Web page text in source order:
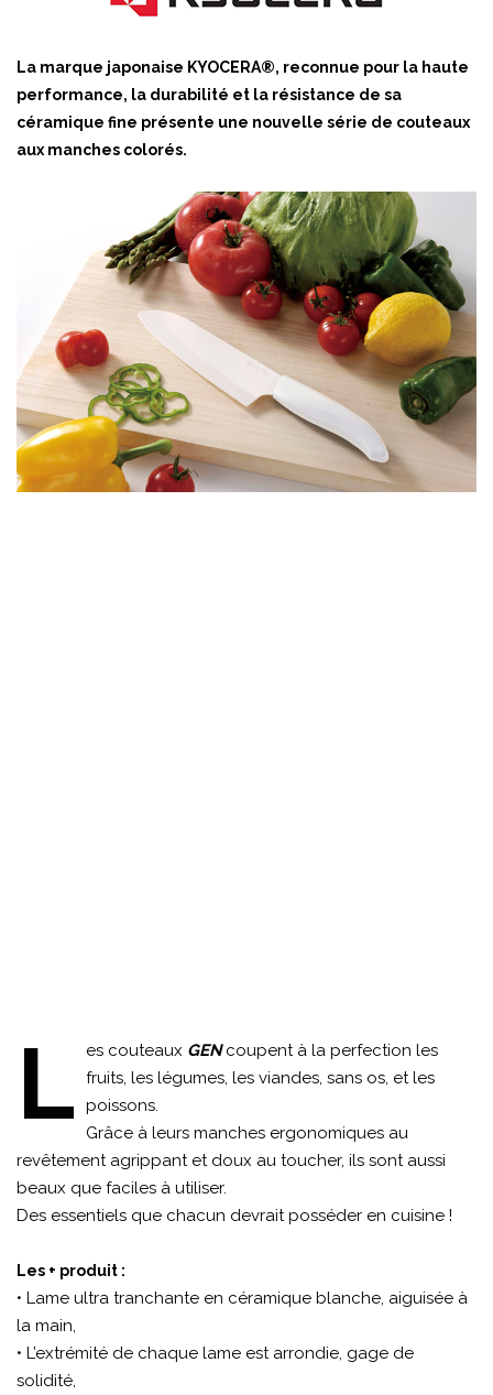
La marque japonaise KYOCERA®, reconnue pour la haute
performance, la durabilité et la résistance de sa
céramique fine présente une nouvelle série de couteaux
aux manches colorés.
L es couteaux GENcoupent à la perfection les
fruits, les légumes, les viandes, sans os, et les
poissons.
Grâce à leurs manches ergonomiques au
revêtement agrippant et doux au toucher, ils sont aussi
beaux que faciles à utiliser.
Des essentiels que chacun devrait posséder en cuisine !
Les + produit :
• Lame ultra tranchante en céramique blanche, aiguisée à
la main,
• L’extrémité de chaque lame est arrondie, gage de
solidité,